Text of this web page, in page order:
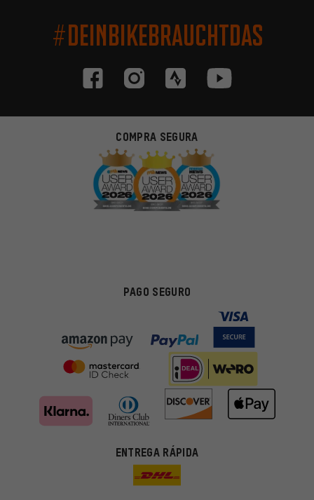
#DEINBIKEBRAUCHTDAS
COMPRA SEGURA
PAGO SEGURO
ENTREGA RÁPIDA